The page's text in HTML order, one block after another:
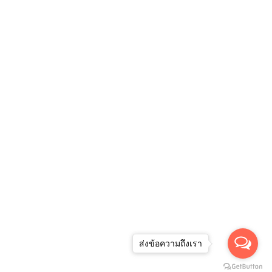
ส่งข้อความถึงเรา